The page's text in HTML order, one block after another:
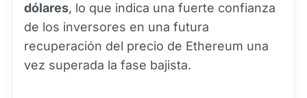
dólares, lo que indica una fuerte confianza
de los inversores en una futura
recuperación del precio de Ethereum una
vez superada la fase bajista.